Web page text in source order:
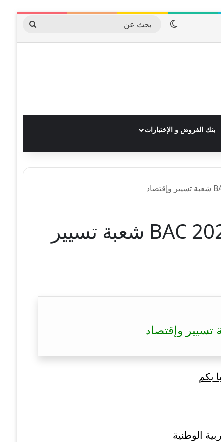
الوضع المظلم
بحث
عن
بنك الفروض و الإختبارات
تصحيح موضوع اللغة الإنجليزية بكالوريا 2023 – BAC 2023 شعبة تسيير
بكم
الوطنية